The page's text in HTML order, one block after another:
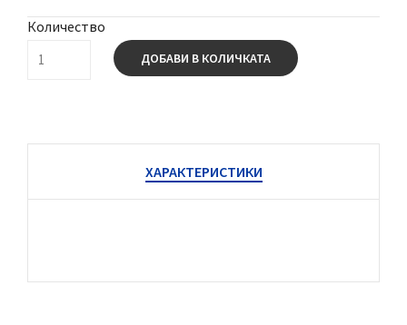
Количество
ДОБАВИ В КОЛИЧКАТА
ХАРАКТЕРИСТИКИ